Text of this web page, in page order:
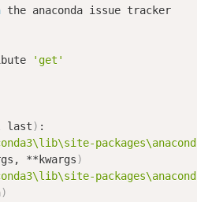
the anaconda issue tracker
'get'
last) :
**kwargs)
)